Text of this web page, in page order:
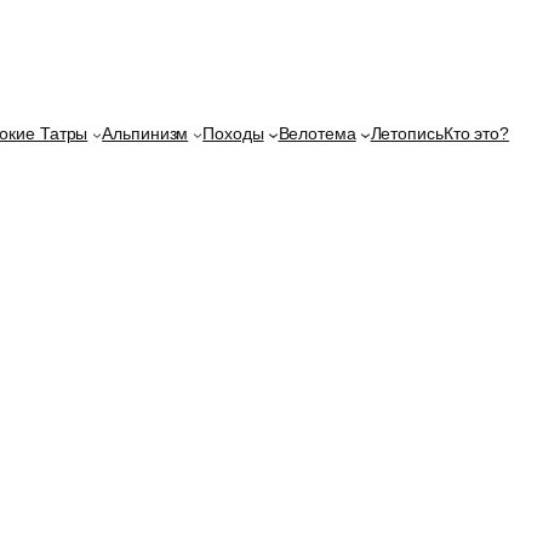
Татры Альпинизм Походы Велотема ЛетописьКто это?